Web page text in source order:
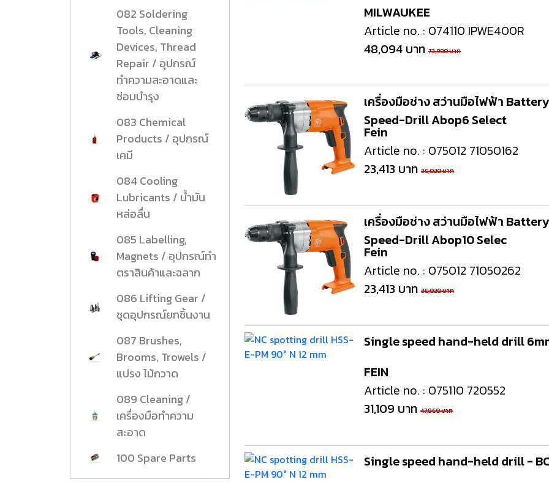
0 Workshop accessories and
occupational safety / อุปกรณ์
เครื่องมือทั่วไป และอุปกรณ์ความ
ปลอดภัย
082 Soldering
Tools, Cleaning
Devices, Thread
Repair / อุปกรณ์
ทำความสะอาดและ
ซ่อมบำรุง
083 Chemical
Products / อุปกรณ์
เคมี
084 Cooling
Lubricants / น้ำมัน
หล่อลื่น
085 Labelling,
Magnets / อุปกรณ์ทำ
ตราสินค้าและฉลาก
086 Lifting Gear /
ชุดอุปกรณ์ยกชิ้นงาน
087 Brushes,
Brooms, Trowels /
แปรง ไม้กวาด
089 Cleaning /
เครื่องมือทำความ
สะอาด
100 Spare Parts
MILWAUKEE
Article no. : 074110 IPWE400R
48,094 บาท 73,990 บาท
Fein
เครื่องมือช่าง สว่านมือไฟฟ้า
Speed-Drill Abop6 Select
Article no. : 075012 71050162
23,413 บาท 36,020 บาท
Fein
เครื่องมือช่าง สว่านมือไฟฟ้า
Speed-Drill Abop10 Selec
Article no. : 075012 71050262
23,413 บาท 36,020 บาท
FEIN
Single speed hand-held drill
Article no. : 075110 720552
31,109 บาท 47,860 บาท
Single speed hand-held drill -